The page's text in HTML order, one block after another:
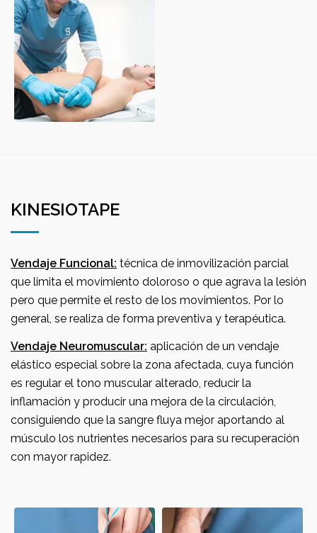
KINESIOTAPE
Vendaje Funcional: técnica de inmovilización parcial
que limita el movimiento doloroso o que agrava la lesión
pero que permite el resto de los movimientos. Por lo
general, se realiza de forma preventiva y terapéutica.
Vendaje Neuromuscular: aplicación de un vendaje
elástico especial sobre la zona afectada, cuya función
es regular el tono muscular alterado, reducir la
inflamación y producir una mejora de la circulación,
consiguiendo que la sangre fluya mejor aportando al
músculo los nutrientes necesarios para su recuperación
con mayor rapidez.